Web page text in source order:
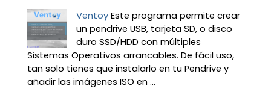
Ventoy Este programa permite crear
un pendrive USB, tarjeta SD, o disco
duro SSD/HDD con múltiples
Sistemas Operativos arrancables. De fácil uso,
tan solo tienes que instalarlo en tu Pendrive y
añadir las imágenes ISO en ...